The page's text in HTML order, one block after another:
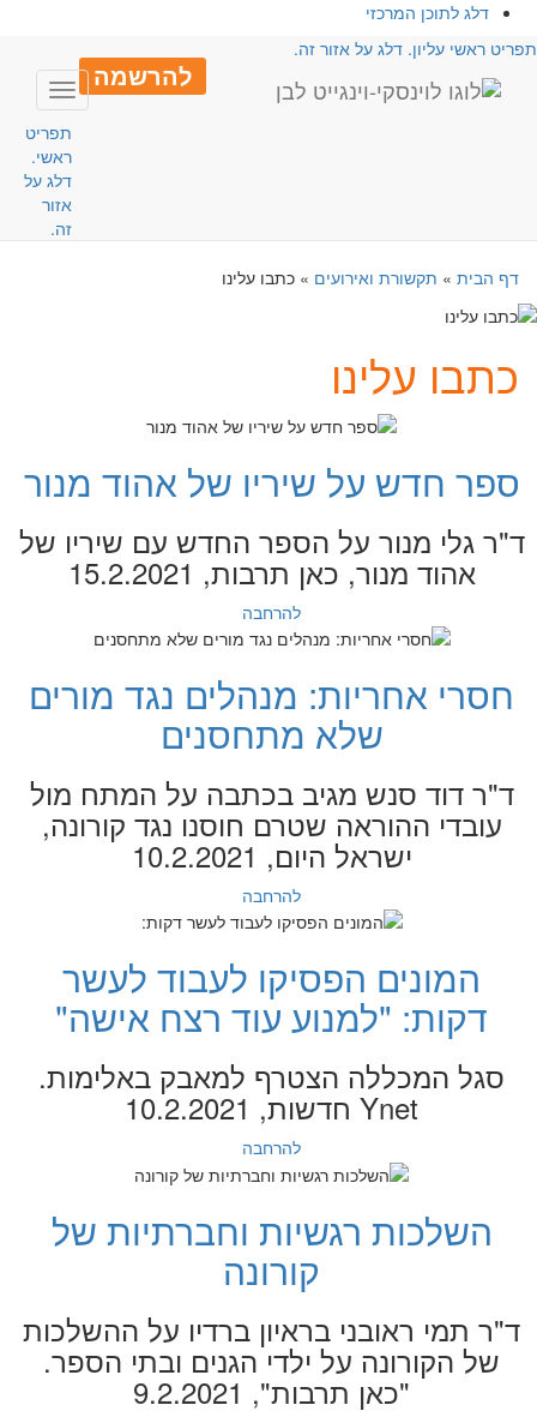
דלג לתוכן המרכזי
ראשי עליון. דלג על אזור זה.
להרשמה
Toggle
תפריט
ראשי.
דלג על
אזור
זה.
דף הבית» תקשורת ואירועים» כתבו עלינו
כתבו עלינו
ספר חדש על שיריו של אהוד מנור
ד"ר גלי מנור על הספר החדש עם שיריו של
אהוד מנור, כאן תרבות, 15.2.2021
להרחבה
חסרי אחריות: מנהלים נגד מורים
שלא מתחסנים
ד"ר דוד סנש מגיב בכתבה על המתח מול
עובדי ההוראה שטרם חוסנו נגד קורונה,
ישראל היום, 10.2.2021
להרחבה
המונים הפסיקו לעבוד לעשר
דקות: "למנוע עוד רצח אישה"
סגל המכללה הצטרף למאבק באלימות.
Ynet חדשות, 10.2.2021
להרחבה
השלכות רגשיות וחברתיות של
קורונה
ד"ר תמי ראובני בראיון ברדיו על ההשלכות
של הקורונה על ילדי הגנים ובתי הספר.
"כאן תרבות", 9.2.2021